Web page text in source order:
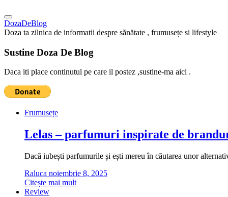
DozaDeBlog
Doza ta zilnica de informatii despre sănătate , frumusețe si lifestyle
Sustine Doza De Blog
Daca iti place continutul pe care il postez ,sustine-ma aici .
Frumusețe
Lelas – parfumuri inspirate de
Dacă iubești parfumurile și ești mereu în căutarea unor
Raluca noiembrie 8, 2025
Citește mai mult
Review